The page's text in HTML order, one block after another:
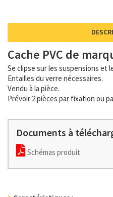
Cache PVC de
Se clipse sur les suspensions et
Entailles du verre nécessaires.
Vendu à la pièce.
Prévoir 2 pièces par fixation ou
Documents à
Schémas produit